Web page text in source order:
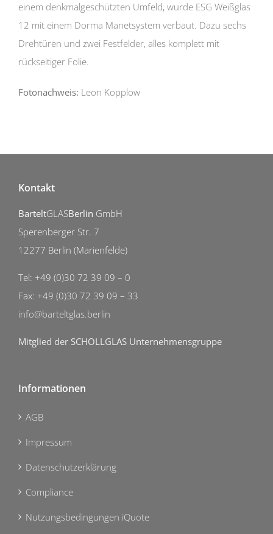
einem denkmalgeschützten Umfeld, wurde ESG Weißglas
12 mit einem Dorma Manetsystem verbaut. Dazu sechs
Drehtüren und zwei Festfelder, alles komplett mit
rückseitiger Folie.
Fotonachweis: Leon Kopplow
Kontakt
BarteltGLASBerlin GmbH
Sperenberger Str. 7
12277 Berlin (Marienfelde)
Tel: +49 (0)30 72 39 09 – 0
Fax: +49 (0)30 72 39 09 – 33
info@barteltglas.berlin
Mitglied der SCHOLLGLAS Unternehmensgruppe
Informationen
AGB
Impressum
Datenschutzerklärung
Compliance
Nutzungsbedingungen iQuote